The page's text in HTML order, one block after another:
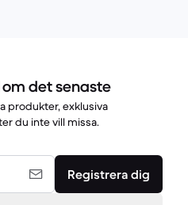
det senaste
produkter, exklusiva
du inte vill missa.
Registrera dig